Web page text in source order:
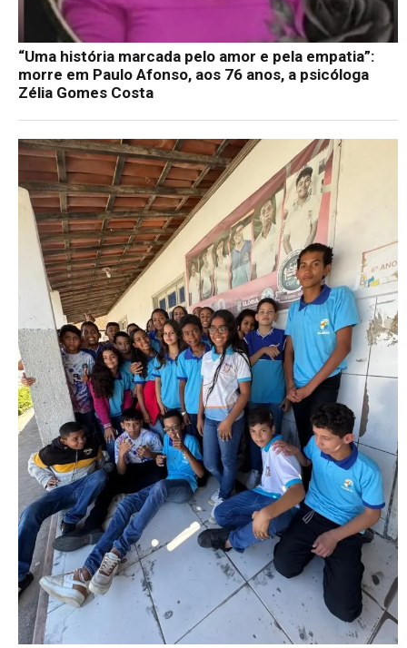
“Uma história marcada pelo amor e pela empatia”:
morre em Paulo Afonso, aos 76 anos, a psicóloga
Zélia Gomes Costa